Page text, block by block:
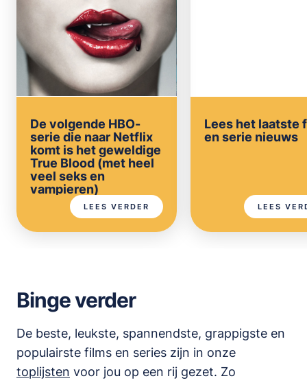
De volgende HBO-
serie die naar Netflix
komt is het geweldige
True Blood (met heel
veel seks en
vampieren)
LEES VERDER
Lees het laatste
en serie nieuws
LEES
Binge verder
De beste, leukste, spannendste, grappigste en
populairste films en series zijn in onze
toplijsten voor jou op een rij gezet. Zo